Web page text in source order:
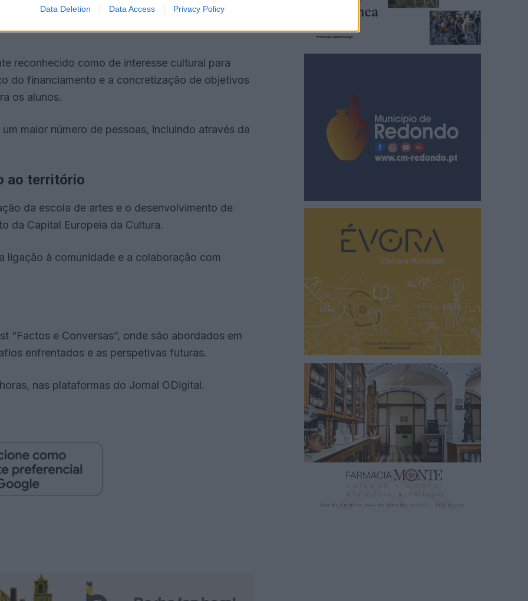
Data Deletion Data Access Privacy Policy
reconhecido como de interesse cultural para
do financiamento e a concretização de objetivos
os alunos.
maior número de pessoas, incluindo através da
ao território
da escola de artes e o desenvolvimento de
da Capital Europeia da Cultura.
ligação à comunidade e a colaboração com
“Factos e Conversas”, onde são abordados em
enfrentados e as perspetivas futuras.
nas plataformas do Jornal ODigital.